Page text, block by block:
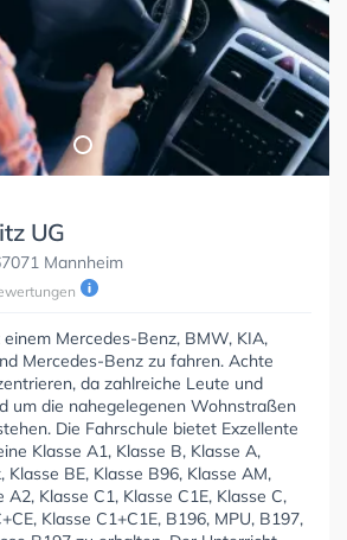
UG
Mannheim
Mercedes-Benz, BMW, KIA,
Mercedes-Benz zu fahren. Achte
da zahlreiche Leute und
um die nahegelegenen Wohnstraßen
Die Fahrschule bietet Exzellente
Klasse A1, Klasse B, Klasse A,
Klasse BE, Klasse B96, Klasse AM,
A2, Klasse C1, Klasse C1E, Klasse C,
Klasse C1+C1E, B196, MPU, B197,